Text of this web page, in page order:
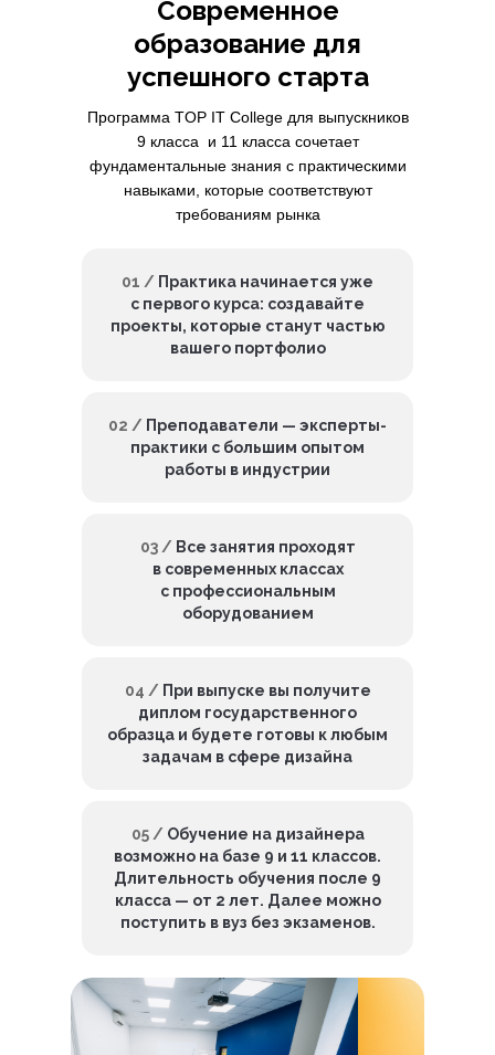
Современное
образование для
успешного старта
Программа TOP IT College для выпускников
9 класса и 11 класса сочетает
фундаментальные знания с практическими
навыками, которые соответствуют
требованиям рынка
01 / Практика начинается уже
с первого курса: создавайте
проекты, которые станут частью
вашего портфолио
02 / Преподаватели — эксперты-
практики с большим опытом
работы в индустрии
03 / Все занятия проходят
в современных классах
с профессиональным
оборудованием
04 / При выпуске вы получите
диплом государственного
образца и будете готовы к любым
задачам в сфере дизайна
05 / Обучение на дизайнера
возможно на базе 9 и 11 классов.
Длительность обучения после 9
класса — от 2 лет. Далее можно
поступить в вуз без экзаменов.